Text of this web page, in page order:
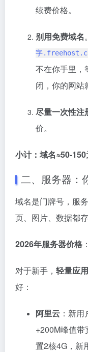
续费价格。
别用免费域名
字
不在你手里，
闭，你的网站
尽量一次性注
价。
小计：域名≈50-
二、服务器：
域名是门牌号，服
页、图片、数据都存
2026年服务器价格 ：
对于新手， 轻量应
好：
阿里云 ：新
+200M峰值
置2核4G，新